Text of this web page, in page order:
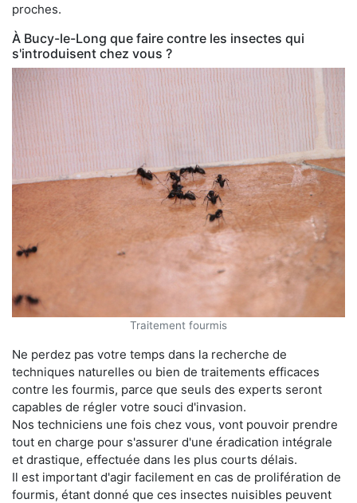
proches.
À Bucy-le-Long que faire contre les insectes qui
s'introduisent chez vous ?
Traitement fourmis
Ne perdez pas votre temps dans la recherche de
techniques naturelles ou bien de traitements efficaces
contre les fourmis, parce que seuls des experts seront
capables de régler votre souci d'invasion.
Nos techniciens une fois chez vous, vont pouvoir prendre
tout en charge pour s'assurer d'une éradication intégrale
et drastique, effectuée dans les plus courts délais.
Il est important d'agir facilement en cas de prolifération de
fourmis, étant donné que ces insectes nuisibles peuvent